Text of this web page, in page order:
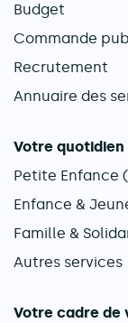
Budget
Commande
Recrutement
Annuaire des
Votre quotidien
Petite Enfance
Enfance &
Famille &
Autres services
Votre cadre de